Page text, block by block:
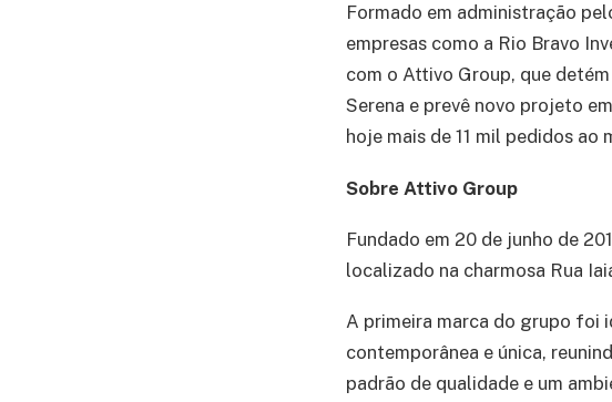
Formado em administração
empresas como a Rio Bravo
com o Attivo Group, que
Serena e prevê novo projeto
hoje mais de 11 mil pedidos ao
Sobre Attivo Group
Fundado em 20 de junho de
localizado na charmosa Rua
A primeira marca do grupo foi
contemporânea e única,
padrão de qualidade e um